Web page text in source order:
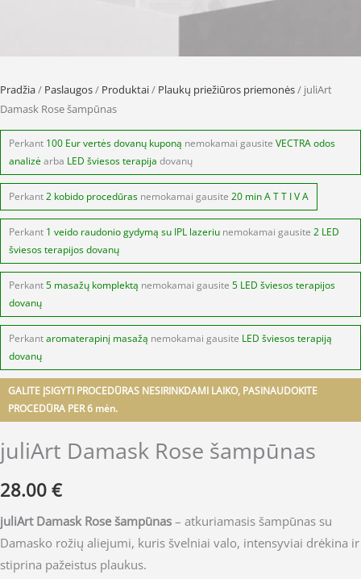
Pradžia/ Paslaugos/ Produktai/ Plaukų priežiūros priemonės/ juliArt
Damask Rose šampūnas
Perkant 100 Eur vertės dovanų kuponą nemokamai gausite VECTRA odos
analizė arba LED šviesos terapija dovanų
Perkant2 kobido procedūras nemokamai gausite 20 min A T T I V A
Perkant 1 veido raudonio gydymą su IPL lazeriu nemokamai gausite 2 LED
šviesos terapijos dovanų
Perkant5 masažų komplektą nemokamai gausite 5 LED šviesos terapijos
dovanų
Perkantaromaterapinį masažą nemokamai gausite LED šviesos terapiją
dovanų
GALITE ĮSIGYTI PROCEDŪRAS NESIRINKDAMI LAIKO, PASINAUDOKITE
PROCEDŪRA PER 6 mėn.
juliArt Damask Rose šampūnas
28.00 €
juliArt Damask Rose šampūnas – atkuriamasis šampūnas su
Damasko rožių aliejumi, kuris švelniai valo, intensyviai drėkina ir
stiprina pažeistus plaukus.